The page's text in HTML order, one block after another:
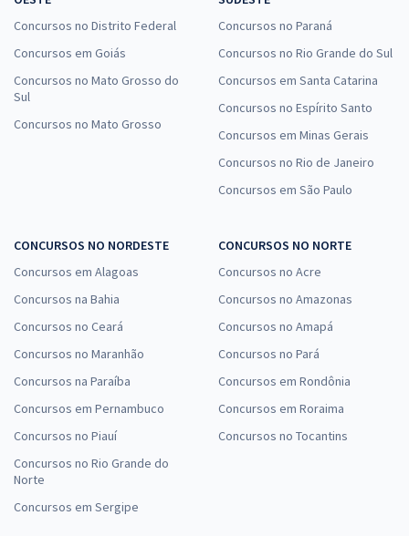
Concursos no Distrito Federal
Concursos em Goiás
Concursos no Mato Grosso do
Sul
Concursos no Mato Grosso
Concursos no Paraná
Concursos no Rio Grande do Sul
Concursos em Santa Catarina
Concursos no Espírito Santo
Concursos em Minas Gerais
Concursos no Rio de Janeiro
Concursos em São Paulo
CONCURSOS NO NORDESTE
Concursos em Alagoas
Concursos na Bahia
Concursos no Ceará
Concursos no Maranhão
Concursos na Paraíba
Concursos em Pernambuco
Concursos no Piauí
Concursos no Rio Grande do
Norte
Concursos em Sergipe
CONCURSOS NO NORTE
Concursos no Acre
Concursos no Amazonas
Concursos no Amapá
Concursos no Pará
Concursos em Rondônia
Concursos em Roraima
Concursos no Tocantins